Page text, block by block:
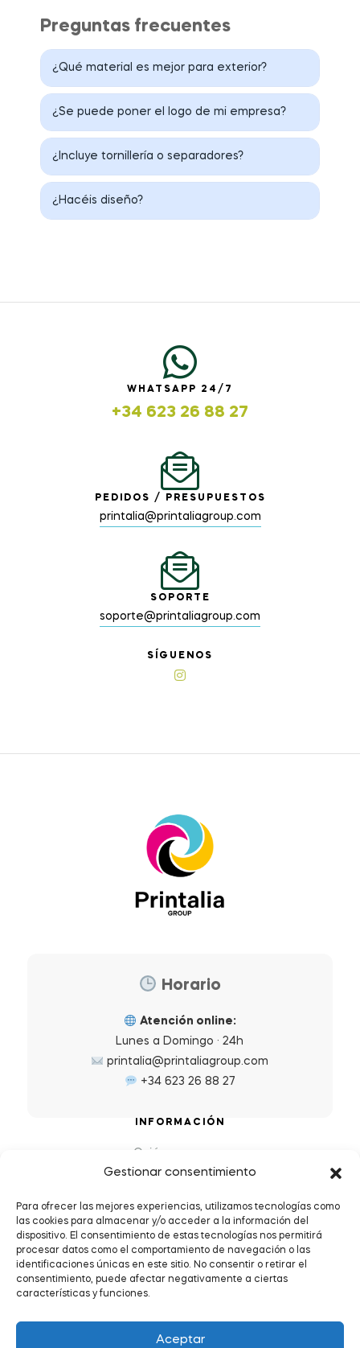
Gestionar consentimiento
Para ofrecer las mejores experiencias, utilizamos tecnologías como
las cookies para almacenar y/o acceder a la información del
dispositivo. El consentimiento de estas tecnologías nos permitirá
procesar datos como el comportamiento de navegación o las
identificaciones únicas en este sitio. No consentir o retirar el
consentimiento, puede afectar negativamente a ciertas
características y funciones.
Aceptar
Preguntas frecuentes
¿Qué material es mejor para exterior?
¿Se puede poner el logo de mi empresa?
¿Incluye tornillería o separadores?
¿Hacéis diseño?
WHATSAPP 24/7
+34 623 26 88 27
PEDIDOS / PRESUPUESTOS
printalia@printaliagroup.com
SOPORTE
soporte@printaliagroup.com
SÍGUENOS
Horario
Atención online:
Lunes a Domingo · 24h
printalia@printaliagroup.com
+34 623 26 88 27
INFORMACIÓN
Quiénes somos
Preguntas Frecuentes (FAQs)
Política de Devoluciones y Reembolsos
Envíos y plazos de entrega
Política de Privacidad y Cookies
Condiciones de servicio